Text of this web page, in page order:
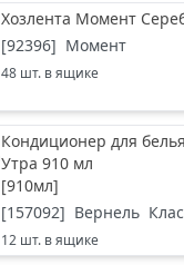
Хозлента Момент
[92396] Момент
48 шт. в ящике
Кондиционер для
Утра 910 мл
[910мл]
[157092] Вернель
12 шт. в ящике